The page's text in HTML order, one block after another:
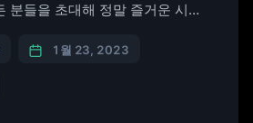
분들을 초대해 정말 즐거운 시간
스카치 위스키 브랜드가 되기 위
I #더브루디헨
1월 23, 2023